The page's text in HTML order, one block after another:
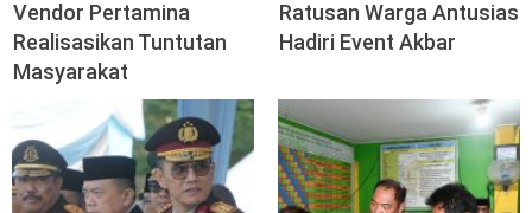
Realisasikan Tuntutan
Masyarakat
Hadiri Event Akbar